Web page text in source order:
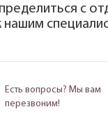
с
нашим
Есть вопросы? Мы вам
перезвоним!